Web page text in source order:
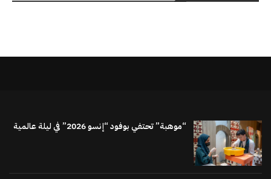
“موهبة” تحتفي بوفود “إنسو 2026” في ليلة عالمية